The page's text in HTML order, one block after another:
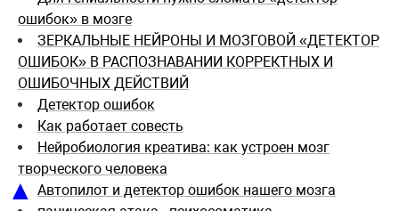
ошибок» в мозге
ЗЕРКАЛЬНЫЕ НЕЙРОНЫ И МОЗГОВОЙ «ДЕТЕКТОР
ОШИБОК» В РАСПОЗНАВАНИИ КОРРЕКТНЫХ И
ОШИБОЧНЫХ ДЕЙСТВИЙ
Детектор ошибок
Как работает совесть
Нейробиология креатива: как устроен мозг
творческого человека
Автопилот и детектор ошибок нашего мозга
▲